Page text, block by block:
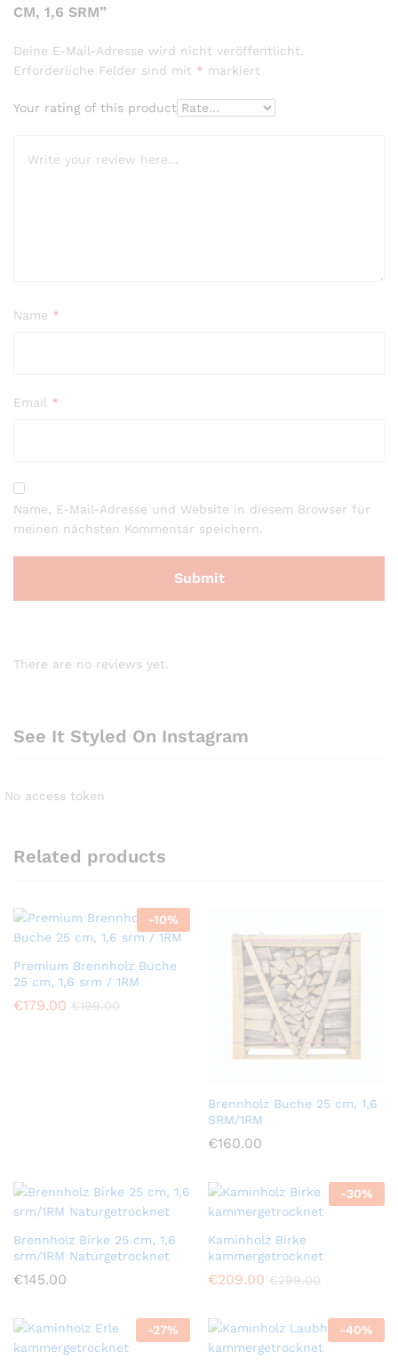
CM, 1,6 SRM”
Deine E-Mail-Adresse wird nicht veröffentlicht.
Erforderliche Felder sind mit * markiert
Your rating of this product
Name *
Email *
Name, E-Mail-Adresse und Website in diesem Browser für
meinen nächsten Kommentar speichern.
There are no reviews yet.
See It Styled On Instagram
No access token
Related products
-10%
Premium Brennholz Buche
25 cm, 1,6 srm / 1RM
€179.00 €199.00
Brennholz Buche 25 cm, 1,6
SRM/1RM
€160.00
Brennholz Birke 25 cm, 1,6
srm/1RM Naturgetrocknet
€145.00
-30%
Kaminholz Birke
kammergetrocknet
€209.00 €299.00
-27% -40%